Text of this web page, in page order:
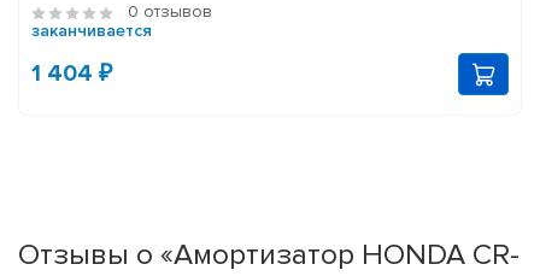
0 отзывов
заканчивается
1 404 ₽
Отзывы о «Амортизатор HONDA CR-